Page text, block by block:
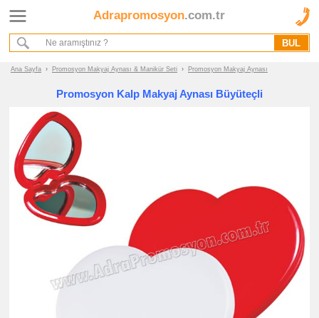
Adrapromosyon.com.tr
Ana Sayfa › Promosyon Makyaj Aynası & Manikür Seti › Promosyon Makyaj Aynası
Promosyon Kalp Makyaj Aynası Büyüteçli
Ana Sayfa
Hakkımızda
Kurumsal Hizmet Akışımız
Promosyon
Ürünleri
promosyon
Makyaj
Aynası
&
Manikür
Seti
promosyon